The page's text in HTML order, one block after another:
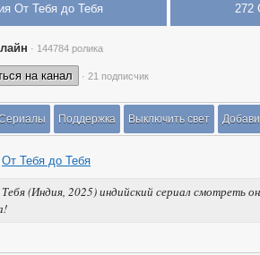
От Тебя до Тебя 272
· 144784 ролика
на канал · 21 подписчик
Поддержка Выключить свет
От Тебя до Тебя
(Индия, 2025) индийский сериал смотреть